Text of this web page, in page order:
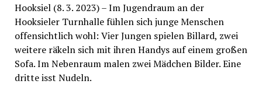
Hooksiel (8. 3. 2023) – Im Jugendraum an der
Hooksieler Turnhalle fühlen sich junge Menschen
offensichtlich wohl: Vier Jungen spielen Billard, zwei
weitere räkeln sich mit ihren Handys auf einem großen
Sofa. Im Nebenraum malen zwei Mädchen Bilder. Eine
dritte isst Nudeln.